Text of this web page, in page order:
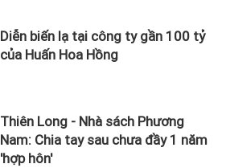
Diễn biến lạ tại công ty gần 100 tỷ
của Huấn Hoa Hồng
Thiên Long - Nhà sách Phương
Nam: Chia tay sau chưa đầy 1 năm
'hợp hôn'